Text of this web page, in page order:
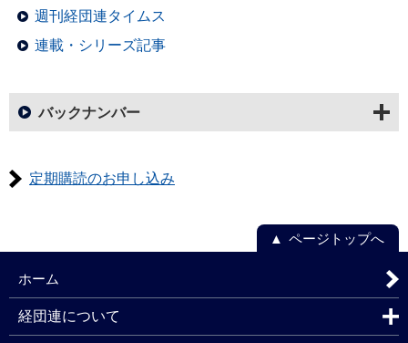
週刊経団連タイムス
連載・シリーズ記事
バックナンバー
定期購読のお申し込み
ページトップへ
ホーム
経団連について